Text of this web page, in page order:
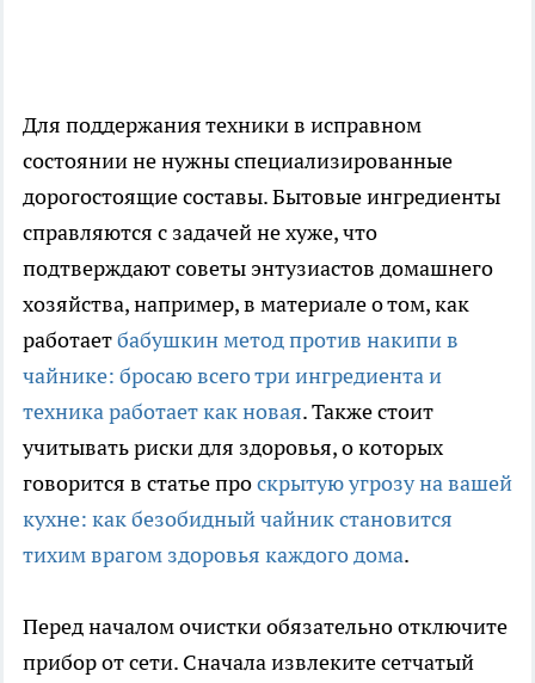
Для поддержания техники в исправном
состоянии не нужны специализированные
дорогостоящие составы. Бытовые ингредиенты
справляются с задачей не хуже, что
подтверждают советы энтузиастов домашнего
хозяйства, например, в материале о том, как
работаетбабушкин метод против накипи в
чайнике: бросаю всего три ингредиента и
техника работает как новая. Также стоит
учитывать риски для здоровья, о которых
говорится в статье проскрытую угрозу на вашей
кухне: как безобидный чайник становится
тихим врагом здоровья каждого дома.
Перед началом очистки обязательно отключите
прибор от сети. Сначала извлеките сетчатый